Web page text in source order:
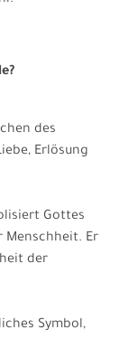
des
Erlösung
Gottes
Menschheit. Er
der
Symbol,